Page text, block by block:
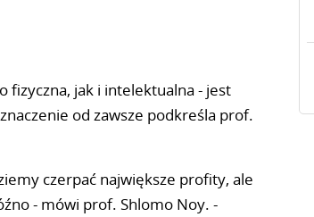
fizyczna, jak i intelektualna - jest
od zawsze podkreśla prof.
czerpać największe profity, ale
- mówi prof. Shlomo Noy. -